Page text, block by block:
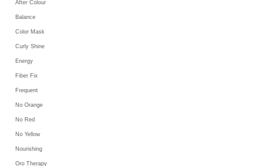
After Colour
Balance
Color Mask
Curly Shine
Energy
Fiber Fix
Frequent
No Orange
No Red
No Yellow
Nourishing
Oro Therapy